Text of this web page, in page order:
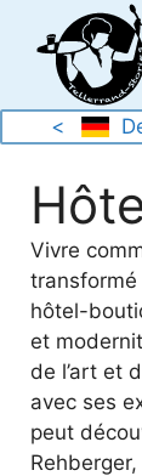
content
<
Vivre
transformé
hôtel-
et
de l’art et
avec ses
peut